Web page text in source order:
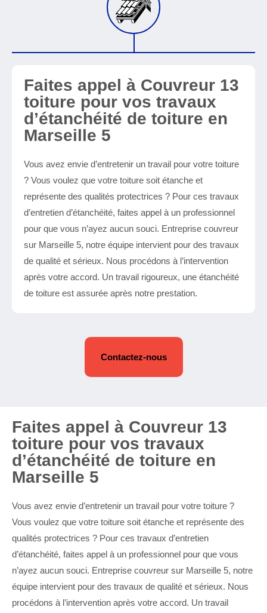
Faites appel à Couvreur 13
toiture pour vos travaux
d’étanchéité de toiture en
Marseille 5
Vous avez envie d’entretenir un travail pour votre toiture
? Vous voulez que votre toiture soit étanche et
représente des qualités protectrices ? Pour ces travaux
d’entretien d’étanchéité, faites appel à un professionnel
pour que vous n’ayez aucun souci. Entreprise couvreur
sur Marseille 5, notre équipe intervient pour des travaux
de qualité et sérieux. Nous procédons à l’intervention
après votre accord. Un travail rigoureux, une étanchéité
de toiture est assurée après notre prestation.
Contactez-nous
Faites appel à Couvreur 13
toiture pour vos travaux
d’étanchéité de toiture en
Marseille 5
Vous avez envie d’entretenir un travail pour votre toiture ?
Vous voulez que votre toiture soit étanche et représente des
qualités protectrices ? Pour ces travaux d’entretien
d’étanchéité, faites appel à un professionnel pour que vous
n’ayez aucun souci. Entreprise couvreur sur Marseille 5, notre
équipe intervient pour des travaux de qualité et sérieux. Nous
procédons à l’intervention après votre accord. Un travail